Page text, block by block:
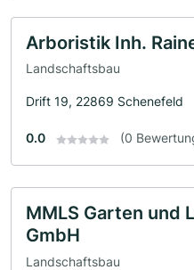
Arboristik Inh.
Landschaftsbau
Drift 19, 22869 Schenefeld
0.0 (0
MMLS Garten und
GmbH
Landschaftsbau